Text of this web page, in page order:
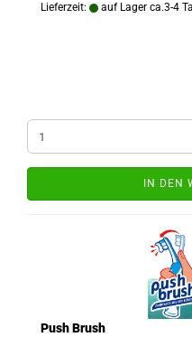
Lieferzeit: auf Lager ca.3-4
IN DEN
Push Brush